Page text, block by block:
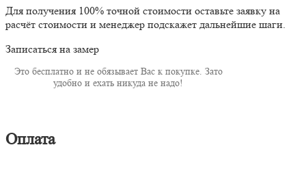
Для получения 100% точной стоимости оставьте заявку на
расчёт стоимости и менеджер подскажет дальнейшие шаги.
Записаться на замер
Это бесплатно и не обязывает Вас к покупке. Зато
удобно и ехать никуда не надо!
Оплата